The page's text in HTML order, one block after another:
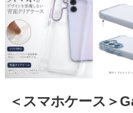
＜スマホケース＞